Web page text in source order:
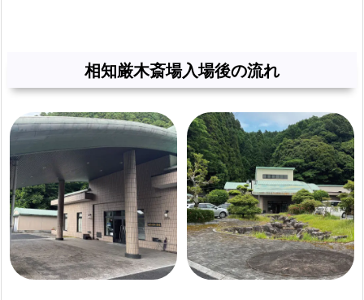
ン
料
の
み！
相
知
厳
木
斎
相知厳木斎場入場後の流れ